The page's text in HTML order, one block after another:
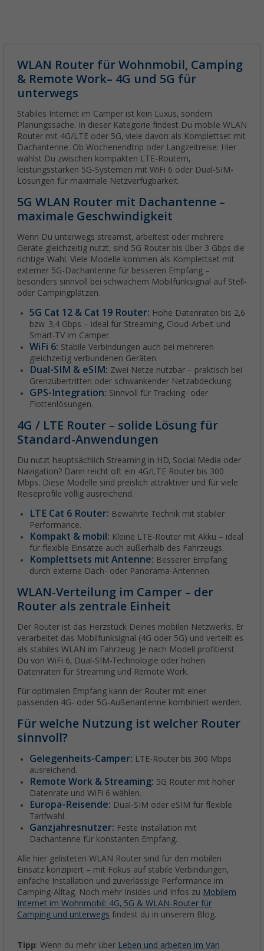
WLAN Router für Wohnmobil, Camping
& Remote Work– 4G und 5G für
unterwegs
Stabiles Internet im Camper ist kein Luxus, sondern
Planungssache. In dieser Kategorie findest Du mobile WLAN
Router mit 4G/LTE oder 5G, viele davon als Komplettset mit
Dachantenne. Ob Wochenendtrip oder Langzeitreise: Hier
wählst Du zwischen kompakten LTE-Routern,
leistungsstarken 5G-Systemen mit WiFi 6 oder Dual-SIM-
Lösungen für maximale Netzverfügbarkeit.
5G WLAN Router mit Dachantenne –
maximale Geschwindigkeit
Wenn Du unterwegs streamst, arbeitest oder mehrere
Geräte gleichzeitig nutzt, sind 5G Router bis über 3 Gbps die
richtige Wahl. Viele Modelle kommen als Komplettset mit
externer 5G-Dachantenne für besseren Empfang –
besonders sinnvoll bei schwachem Mobilfunksignal auf Stell-
oder Campingplätzen.
5G Cat 12 & Cat 19 Router: Hohe Datenraten bis 2,6
bzw. 3,4 Gbps – ideal für Streaming, Cloud-Arbeit und
Smart-TV im Camper.
WiFi 6: Stabile Verbindungen auch bei mehreren
gleichzeitig verbundenen Geräten.
Dual-SIM & eSIM: Zwei Netze nutzbar – praktisch bei
Grenzübertritten oder schwankender Netzabdeckung.
GPS-Integration: Sinnvoll für Tracking- oder
Flottenlösungen.
4G / LTE Router – solide Lösung für
Standard-Anwendungen
Du nutzt hauptsächlich Streaming in HD, Social Media oder
Navigation? Dann reicht oft ein 4G/LTE Router bis 300
Mbps. Diese Modelle sind preislich attraktiver und für viele
Reiseprofile völlig ausreichend.
LTE Cat 6 Router: Bewährte Technik mit stabiler
Performance.
Kompakt & mobil: Kleine LTE-Router mit Akku – ideal
für flexible Einsätze auch außerhalb des Fahrzeugs.
Komplettsets mit Antenne: Besserer Empfang
durch externe Dach- oder Panorama-Antennen.
WLAN-Verteilung im Camper – der
Router als zentrale Einheit
Der Router ist das Herzstück Deines mobilen Netzwerks. Er
verarbeitet das Mobilfunksignal (4G oder 5G) und verteilt es
als stabiles WLAN im Fahrzeug. Je nach Modell profitierst
Du von WiFi 6, Dual-SIM-Technologie oder hohen
Datenraten für Streaming und Remote Work.
Für optimalen Empfang kann der Router mit einer
passenden 4G- oder 5G-Außenantenne kombiniert werden.
Für welche Nutzung ist welcher Router
sinnvoll?
Gelegenheits-Camper: LTE-Router bis 300 Mbps
ausreichend.
Remote Work & Streaming: 5G Router mit hoher
Datenrate und WiFi 6 wählen.
Europa-Reisende: Dual-SIM oder eSIM für flexible
Tarifwahl.
Ganzjahresnutzer: Feste Installation mit
Dachantenne für konstanten Empfang.
Alle hier gelisteten WLAN Router sind für den mobilen
Einsatz konzipiert – mit Fokus auf stabile Verbindungen,
einfache Installation und zuverlässige Performance im
Camping-Alltag. Noch mehr Insides und Infos zu Mobilem
Internet im Wohnmobil: 4G, 5G & WLAN-Router für
Camping und unterwegs findest du in unserem Blog.
Tipp: Wenn du mehr über Leben und arbeiten im Van